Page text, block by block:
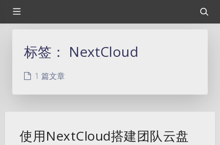
标签： NextCloud
1 篇文章
使用NextCloud搭建团队云盘